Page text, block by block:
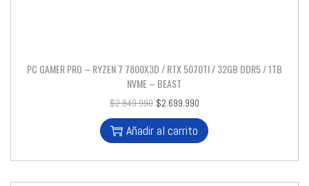
PC GAMER PRO – RYZEN 7 7800X3D / RTX 5070TI / 32GB DDR5 / 1TB
NVME – BEAST
$2.849.990 $2.699.990
Añadir al carrito